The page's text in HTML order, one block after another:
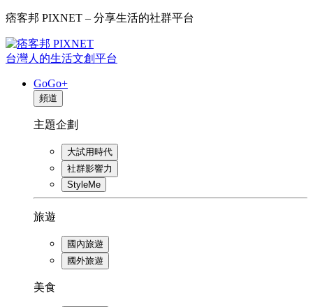
痞客邦 PIXNET – 分享生活的社群平台
台灣人的生活文創平台
GoGo+
頻道
主題企劃
大試用時代
社群影響力
StyleMe
旅遊
國內旅遊
國外旅遊
美食